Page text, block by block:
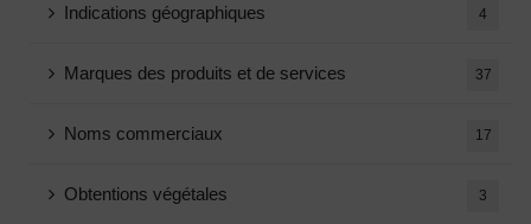
Indications géographiques 4
Marques des produits et de services 37
Noms commerciaux 17
Obtentions végétales 3